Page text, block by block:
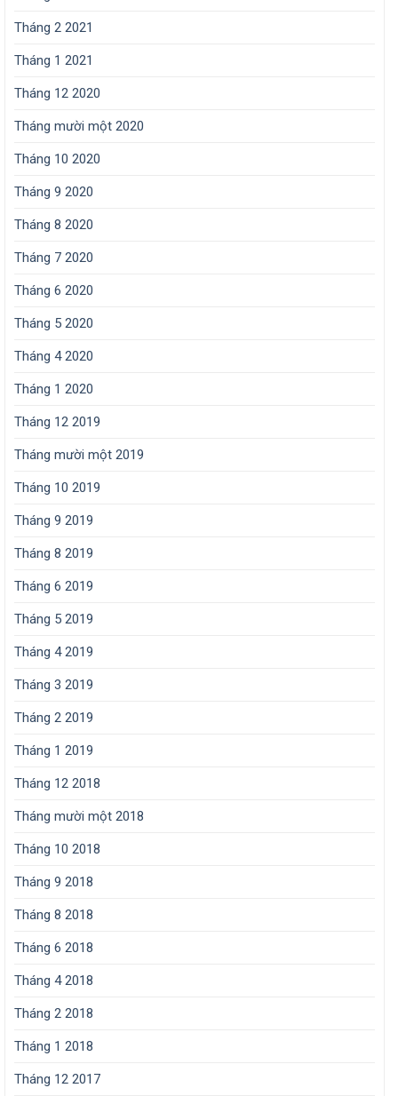
Tháng 2 2021
Tháng 1 2021
Tháng 12 2020
Tháng mười một 2020
Tháng 10 2020
Tháng 9 2020
Tháng 8 2020
Tháng 7 2020
Tháng 6 2020
Tháng 5 2020
Tháng 4 2020
Tháng 1 2020
Tháng 12 2019
Tháng mười một 2019
Tháng 10 2019
Tháng 9 2019
Tháng 8 2019
Tháng 6 2019
Tháng 5 2019
Tháng 4 2019
Tháng 3 2019
Tháng 2 2019
Tháng 1 2019
Tháng 12 2018
Tháng mười một 2018
Tháng 10 2018
Tháng 9 2018
Tháng 8 2018
Tháng 6 2018
Tháng 4 2018
Tháng 2 2018
Tháng 1 2018
Tháng 12 2017